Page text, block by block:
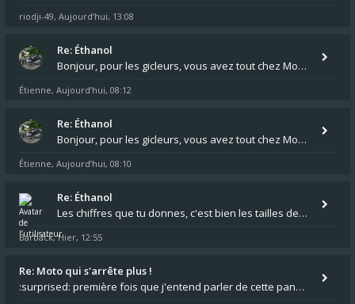
riodji-49, Aujourd’hui, 13:08
Re: Éthanol
Bonjour, pour les gicleurs, vous avez tout chez Motokristen à Bar sur Aube. https://www.motokristen.fr/ On peut aussi
Étienne, Aujourd’hui, 08:12
Re: Éthanol
Bonjour, pour les gicleurs, vous avez tout chez Motokristen à Bar sur Aube. https://www.motokristen.fr/produits/4946-l
Étienne, Aujourd’hui, 08:10
Re: Éthanol
Les chiffres que tu donnes, c'est bien les tailles de gicleur ? Par contre tes "-2 tours" à quoi correspondent t'ils ?
Barback,Hier, 12:55
Re: Moto qui s'arrête plus !
:surprised: première fois que j'entend parler de cette panne ,ta moto aurait été maraboutée? :pretre: